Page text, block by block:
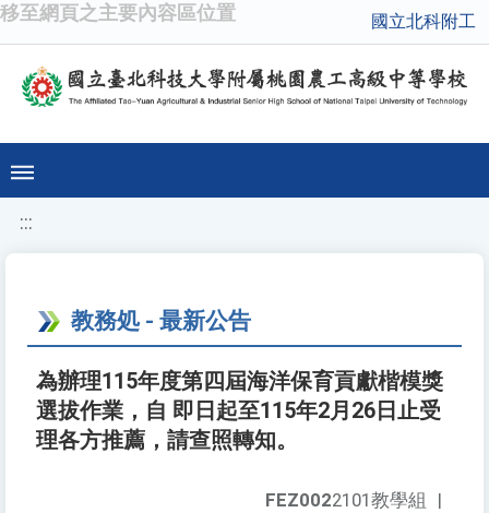
移至網頁之主要內容區位置 國立北科附工
:::
教務処 - 最新公告
為辦理115年度第四屆海洋保育貢獻楷模獎
選拔作業，自 即日起至115年2月26日止受
理各方推薦，請查照轉知。
FEZ0022101教學組 |